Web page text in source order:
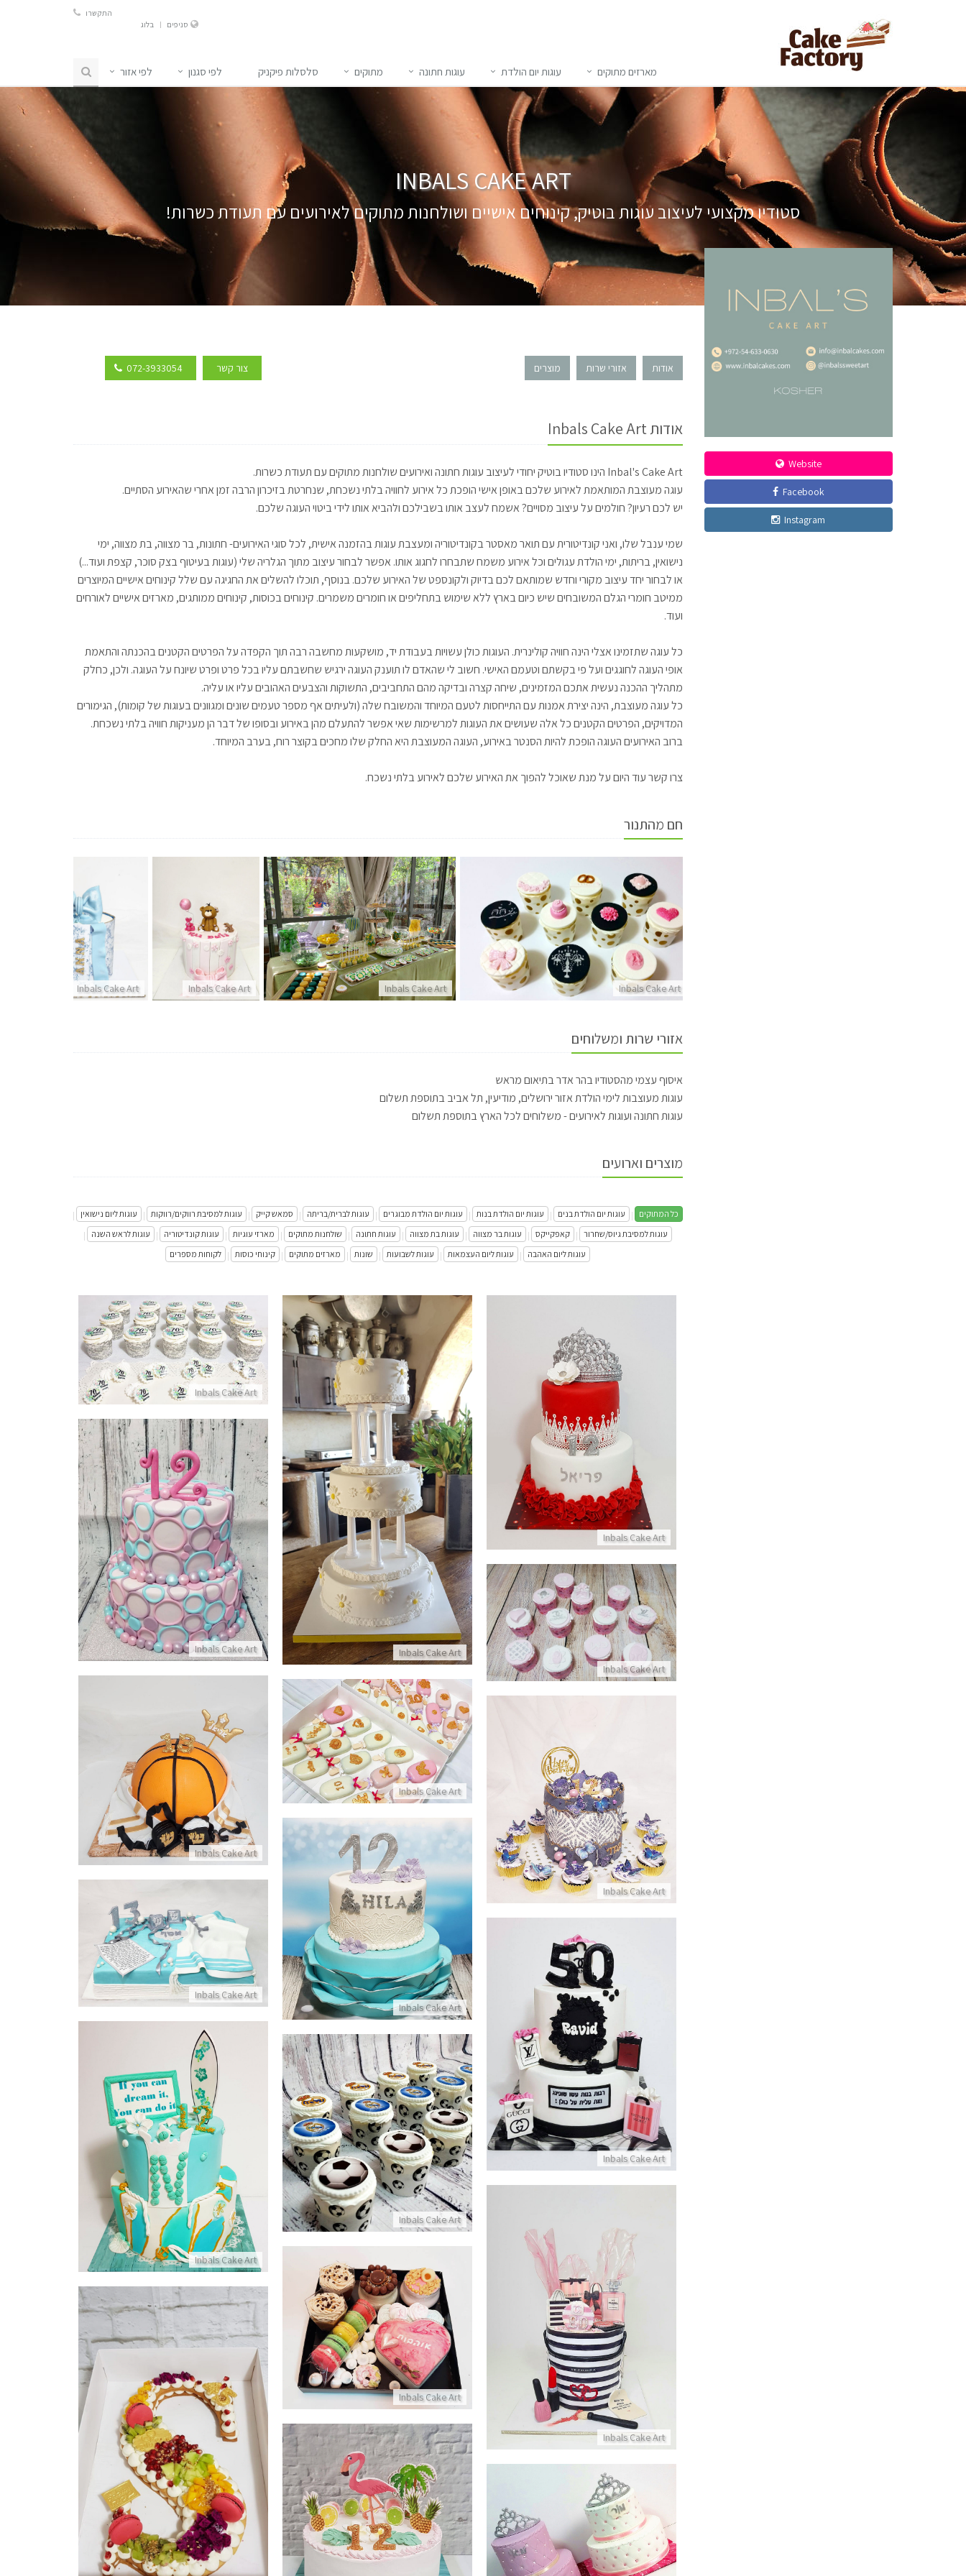
התקשרו
סניפים
בלוג
מארזים מתוקים עוגות יום הולדת עוגות חתונה מתוקים סלסלות פיקניק לפי סגנון לפי אזור
INBALS CAKE ART
סטודיו מקצועי לעיצוב עוגות בוטיק, קינוחים אישיים ושולחנות מתוקים לאירועים עם תעודת כשרות!
Website
Facebook
Instagram
אודות אזורי שרות מוצרים צור קשר
אודות Inbals Cake Art
Inbal's Cake Art הינו סטודיו בוטיק יחודי לעיצוב עוגות חתונה ואירועים שולחנות מתוקים עם תעודת כשרות.
עוגה מעוצבת המותאמת לאירוע שלכם באופן אישי הופכת כל אירוע לחוויה בלתי נשכחת, שנחרטת בזיכרון הרבה זמן אחרי שהאירוע הסתיים.
יש לכם רעיון? חולמים על עיצוב מסויים? אשמח לעצב אותו בשבילכם ולהביא אותו לידי ביטוי העוגה שלכם.
שמי ענבל שלו, ואני קונדיטורית עם תואר מאסטר בקונדיטוריה ומעצבת עוגות בהזמנה אישית, לכל סוגי האירועים- חתונות, בר מצווה, בת מצווה, ימי
נישואין, בריתות, ימי הולדת עגולים וכל אירוע משמח שתבחרו לחגוג אותו. אפשר לבחור עיצוב מתוך הגלריה שלי (עוגות בעיטוף בצק סוכר, קצפת ועוד...)
או לבחור יחד עיצוב מקורי וחדש שמותאם לכם בדיוק ולקונספט של האירוע שלכם. בנוסף, תוכלו להשלים את החגיגה עם שלל קינוחים אישיים המיוצרים
ממיטב חומרי הגלם המשובחים שיש כיום בארץ ללא שימוש בתחליפים או חומרים משמרים. קינוחים בכוסות, קינוחים ממותגים, מארזים אישיים לאורחים
ועוד.
כל עוגה שתזמינו אצלי הינה חוויה קולינרית. העוגות כולן עשויות בעבודת יד, מושקעות מחשבה רבה תוך הקפדה על הפרטים הקטנים בהכנתה והתאמת
אופי העוגה לחוגגים ועל פי בקשתם וטעמם האישי. חשוב לי שהאדם לו תוענק העוגה ירגיש שחשבתם עליו בכל פרט ופרט שיונח על העוגה. ולכן, כחלק
מתהליך ההכנה נעשית אתכם המזמינים, שיחה קצרה ובדיקה מהם התחביבים, התשוקות והצבעים האהובים עליו או עליה.
כל עוגה מעוצבת, הינה יצירת אמנות עם התייחסות לטעם המיוחד והמשובח שלה (ולעיתים אף מספר טעמים שונים ומגוונים בעוגות של קומות), הגימורים
המדויקים, הפרטים הקטנים כל אלה שעושים את העוגות למרשימות שאי אפשר להתעלם מהן באירוע ובסופו של דבר הן מעניקות חוויה בלתי נשכחת.
ברוב האירועים העוגה הופכת להיות הסנטר באירוע, העוגה המעוצבת היא החלק שלו מחכים בקוצר רוח, בערב המיוחד.
צרו קשר עוד היום על מנת שאוכל להפוך את האירוע שלכם לאירוע בלתי נשכח.
חם מהתנור
Inbals Cake Art
Inbals Cake Art
Inbals Cake Art
Inbals Cake Art
אזורי שרות ומשלוחים
איסוף עצמי מהסטודיו בהר אדר בתיאום מראש
עוגות מעוצבות לימי הולדת אזור ירושלים, מודיעין, תל אביב בתוספת תשלום
עוגות חתונה ועוגות לאירועים - משלוחים לכל הארץ בתוספת תשלום
מוצרים וארועים
כל המתוקים | עוגות יום הולדת בנים | עוגות יום הולדת בנות | עוגות יום הולדת מבוגרים | עוגות לברית/בריתה | סמאש קייק | עוגות למסיבת רווקים/רווקות | עוגות ליום נישואין
|
עוגות למסיבת גיוס/שחרור
| קאפקייקס | עוגות בר מצווה | עוגות בת מצווה | עוגות חתונה | שולחנות מתוקים | מארזי עוגיות | עוגות קונדיטוריה | עוגות לראש השנה
|
עוגות ליום האהבה
| עוגות ליום העצמאות | עוגות לשבועות | שונות | מארזים מתוקים | קינוחי כוסות | לקוחות מספרים
Inbals Cake Art
קאפקייקס 70
פרטים נוספים
Inbals Cake Art
עוגת חתונה כשרה
פרטים נוספים
Inbals Cake Art
עוגת קומות מבצק סוכר לבת מצווה
פרטים נוספים
Inbals Cake Art
עוגת בצק סוכר כשרה לבת מצווה
פרטים נוספים
Inbals Cake Art
קאפקייקס יום הולדת לבנות
פרטים נוספים
Inbals Cake Art
עוגת כשרה בעיצוב כדורסל לבר מצווה
פרטים נוספים Inbals Cake Art
מארז מגנומים ליום הולדת
פרטים נוספים
Inbals Cake Art
עוגת יום הולדת וקאפקייקס עם פרפרים כשר
פרטים נוספים
Inbals Cake Art
עוגת קומות כשרה לבת מצווה
פרטים נוספים
Inbals Cake Art
עוגת בר מצווה מלבנית כשרה
פרטים נוספים
Inbals Cake Art
עוגת קומות מבצק סוכר לגיל 50 בעיצוב שופינג
פרטים נוספים
Inbals Cake Art
עוגה לבת מצווה בעיצוב ים
פרטים נוספים
Inbals Cake Art
קאפקייקס כדורגל
פרטים נוספים
Inbals Cake Art
עוגת שופינג מעוצבת עם מותגים
פרטים נוספים
Inbals Cake Art
מארז מתוק
פרטים נוספים
עוגת אותיות ופירות טריים
פרטים נוספים
עוגה מעוצבת עם פלמינגו ואננס
פרטים נוספים
עוגות בת מצווה תאומות
פרטים נוספים